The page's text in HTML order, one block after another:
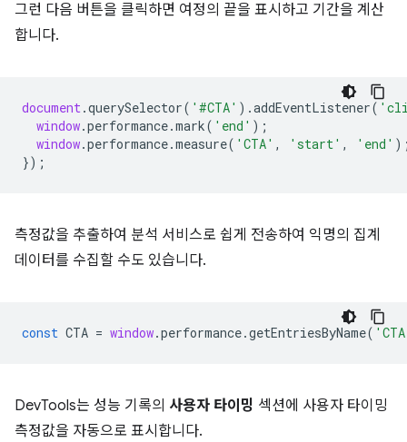
그런 다음 버튼을 클릭하면 여정의 끝을 표시하고 기간을 계산
합니다.
document.querySelector( '#CTA' ).addEventListener(
window.performance.mark( 'end' );
window.performance.measure( 'CTA' , 'start' , 'end'
});
측정값을 추출하여 분석 서비스로 쉽게 전송하여 익명의 집계
데이터를 수집할 수도 있습니다.
const CTA = window.performance.getEntriesByName(
DevTools는 성능 기록의 사용자 타이밍 섹션에 사용자 타이밍
측정값을 자동으로 표시합니다.